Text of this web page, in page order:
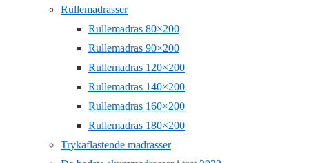
Rullemadrasser
Rullemadras 80×200
Rullemadras 90×200
Rullemadras 120×200
Rullemadras 140×200
Rullemadras 160×200
Rullemadras 180×200
Trykaflastende madrasser